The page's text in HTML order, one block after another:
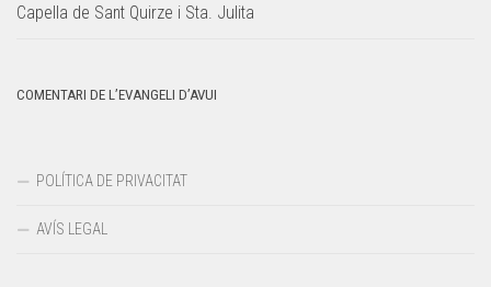
Capella de Sant Quirze i Sta. Julita
COMENTARI DE L’EVANGELI D’AVUI
POLÍTICA DE PRIVACITAT
AVÍS LEGAL